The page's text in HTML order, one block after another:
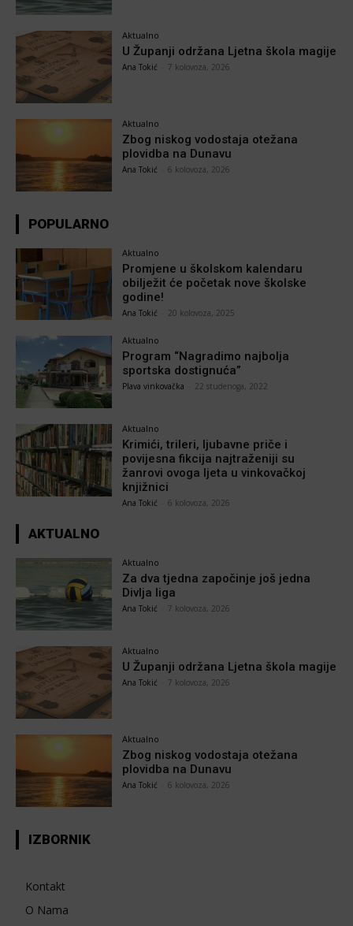
Aktualno
U Županji održana Ljetna škola magije
Ana Tokić 7 kolovoza, 2026
Aktualno
Zbog niskog vodostaja otežana
plovidba na Dunavu
Ana Tokić 6 kolovoza, 2026
POPULARNO
Aktualno
Promjene u školskom kalendaru
obilježit će početak nove školske
godine!
Ana Tokić 20 kolovoza, 2025
Aktualno
Program “Nagradimo najbolja
sportska dostignuća”
Plava vinkovačka 22 studenoga, 2022
Aktualno
Krimići, trileri, ljubavne priče i
povijesna fikcija najtraženiji su
žanrovi ovoga ljeta u vinkovačkoj
knjižnici
Ana Tokić 6 kolovoza, 2026
AKTUALNO
Aktualno
Za dva tjedna započinje još jedna
Divlja liga
Ana Tokić 7 kolovoza, 2026
Aktualno
U Županji održana Ljetna škola magije
Ana Tokić 7 kolovoza, 2026
Aktualno
Zbog niskog vodostaja otežana
plovidba na Dunavu
Ana Tokić 6 kolovoza, 2026
IZBORNIK
Kontakt
O Nama